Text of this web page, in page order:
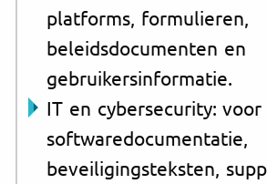
platforms, formulieren,
beleidsdocumenten en
gebruikersinformatie.
IT en cybersecurity: voor
softwaredocumentatie,
beveiligingsteksten,